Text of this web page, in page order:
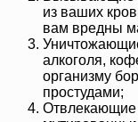
из ваших
вам вредны
алкоголя,
организму
простудами;
Отвлекающие